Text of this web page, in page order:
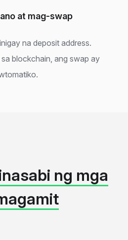
at mag-swap
na deposit address.
blockchain, ang swap ay
ng mga